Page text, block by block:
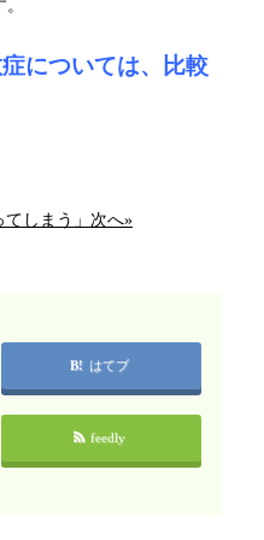
については、比較
てしまう」次へ»
はてブ
feedly